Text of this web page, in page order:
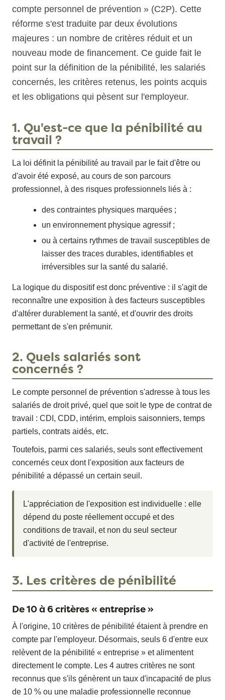
compte personnel de prévention » (C2P). Cette
réforme s'est traduite par deux évolutions
majeures : un nombre de critères réduit et un
nouveau mode de financement. Ce guide fait le
point sur la définition de la pénibilité, les salariés
concernés, les critères retenus, les points acquis
et les obligations qui pèsent sur l'employeur.
1. Qu'est-ce que la pénibilité au
travail ?
La loi définit la pénibilité au travail par le fait d'être ou
d'avoir été exposé, au cours de son parcours
professionnel, à des risques professionnels liés à :
des contraintes physiques marquées ;
un environnement physique agressif ;
ou à certains rythmes de travail susceptibles de
laisser des traces durables, identifiables et
irréversibles sur la santé du salarié.
La logique du dispositif est donc préventive : il s'agit de
reconnaître une exposition à des facteurs susceptibles
d'altérer durablement la santé, et d'ouvrir des droits
permettant de s'en prémunir.
2. Quels salariés sont
concernés ?
Le compte personnel de prévention s'adresse à tous les
salariés de droit privé, quel que soit le type de contrat de
travail : CDI, CDD, intérim, emplois saisonniers, temps
partiels, contrats aidés, etc.
Toutefois, parmi ces salariés, seuls sont effectivement
concernés ceux dont l'exposition aux facteurs de
pénibilité a dépassé un certain seuil.
L'appréciation de l'exposition est individuelle : elle
dépend du poste réellement occupé et des
conditions de travail, et non du seul secteur
d'activité de l'entreprise.
3. Les critères de pénibilité
De 10 à 6 critères « entreprise »
À l'origine, 10 critères de pénibilité étaient à prendre en
compte par l'employeur. Désormais, seuls 6 d'entre eux
relèvent de la pénibilité « entreprise » et alimentent
directement le compte. Les 4 autres critères ne sont
reconnus que s'ils génèrent un taux d'incapacité de plus
de 10 % ou une maladie professionnelle reconnue